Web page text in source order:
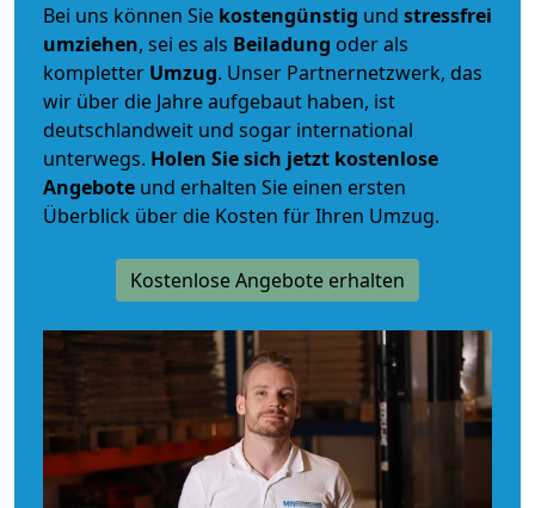
Bei uns können Sie kostengünstig und stressfrei
umziehen, sei es als Beiladung oder als
kompletter Umzug. Unser Partnernetzwerk, das
wir über die Jahre aufgebaut haben, ist
deutschlandweit und sogar international
unterwegs. Holen Sie sich jetzt kostenlose
Angebote und erhalten Sie einen ersten
Überblick über die Kosten für Ihren Umzug.
Kostenlose Angebote erhalten